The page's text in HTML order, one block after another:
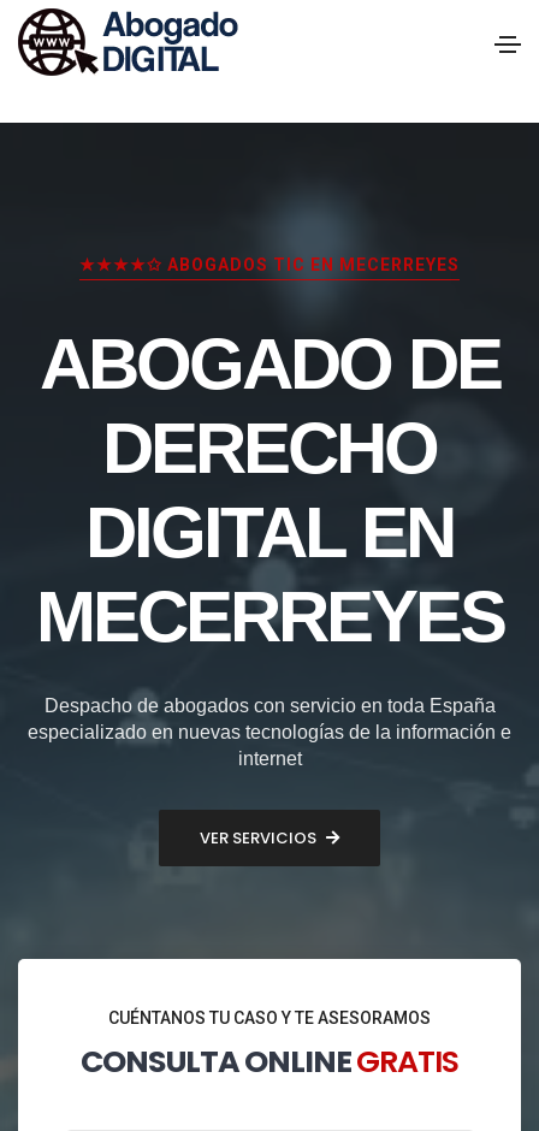
★★★★✩ ABOGADOS TIC EN MECERREYES
ABOGADO DE
DERECHO
DIGITAL EN
MECERREYES
Despacho de abogados con servicio en toda España
especializado en nuevas tecnologías de la información e
internet
VER SERVICIOS
CUÉNTANOS TU CASO Y TE ASESORAMOS
CONSULTA ONLINEGRATIS